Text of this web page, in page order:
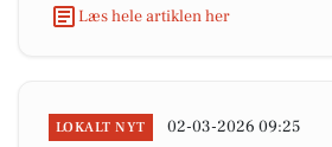
Læs hele artiklen her
LOKALT NYT 02-03-2026 09:25